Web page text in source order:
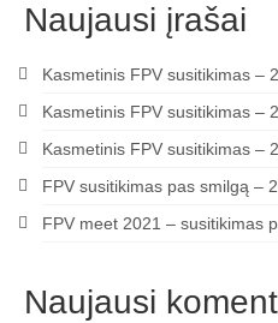
Naujausi įrašai
Kasmetinis FPV susitikimas –
Kasmetinis FPV susitikimas –
Kasmetinis FPV susitikimas –
FPV susitikimas pas smilgą –
FPV meet 2021 – susitikimas
Naujausi